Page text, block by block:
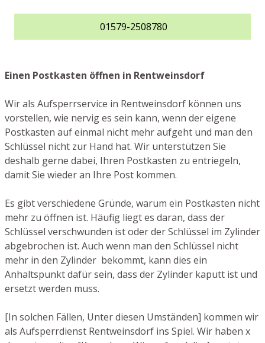
01579-2508780
Einen Postkasten öffnen in Rentweinsdorf
Wir als Aufsperrservice in Rentweinsdorf können uns
vorstellen, wie nervig es sein kann, wenn der eigene
Postkasten auf einmal nicht mehr aufgeht und man den
Schlüssel nicht zur Hand hat. Wir unterstützen Sie
deshalb gerne dabei, Ihren Postkasten zu entriegeln,
damit Sie wieder an Ihre Post kommen.
Es gibt verschiedene Gründe, warum ein Postkasten nicht
mehr zu öffnen ist. Häufig liegt es daran, dass der
Schlüssel verschwunden ist oder der Schlüssel im Zylinder
abgebrochen ist. Auch wenn man den Schlüssel nicht
mehr in den Zylinder bekommt, kann dies ein
Anhaltspunkt dafür sein, dass der Zylinder kaputt ist und
ersetzt werden muss.
[In solchen Fällen, Unter diesen Umständen] kommen wir
als Aufsperrdienst Rentweinsdorf ins Spiel. Wir haben x